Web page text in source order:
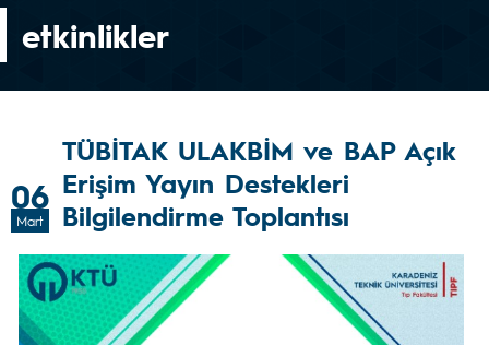
etkinlikler
06
Mart
TÜBİTAK ULAKBİM ve BAP Açık
Erişim Yayın Destekleri
Bilgilendirme Toplantısı